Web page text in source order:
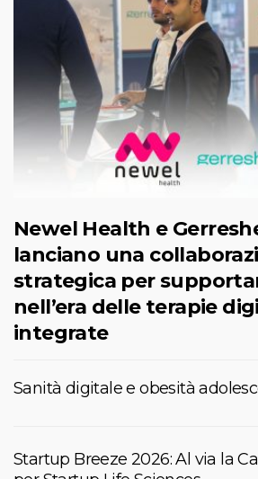
Newel Health e
lanciano una
strategica per
nell’era delle terapie
integrate
Sanità digitale e obesità
Startup Breeze 2026: Al via la